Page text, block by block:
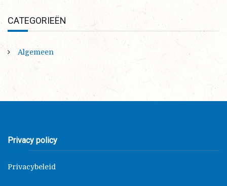
CATEGORIEËN
Algemeen
Privacy policy
Privacybeleid